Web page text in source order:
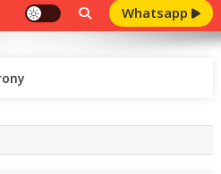
Whatsapp